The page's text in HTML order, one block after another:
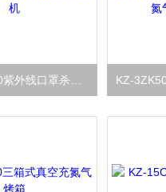
KZ-UV-2000紫外线口罩杀菌机